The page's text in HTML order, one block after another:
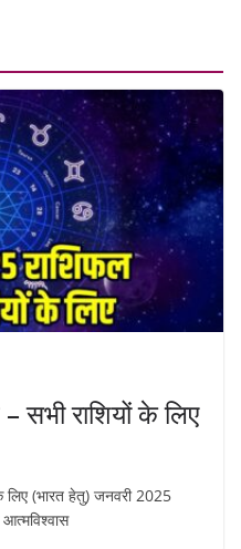
सभी राशियों के लिए
लिए (भारत हेतु) जनवरी 2025